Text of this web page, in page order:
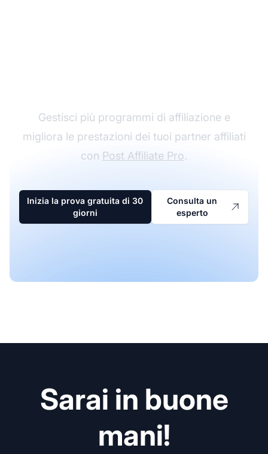
Gestisci più programmi di affiliazione e
migliora le prestazioni dei tuoi partner affiliati
con Post Affiliate Pro.
Inizia la prova gratuita di 30
giorni
Consulta un
esperto
Sarai in buone
mani!